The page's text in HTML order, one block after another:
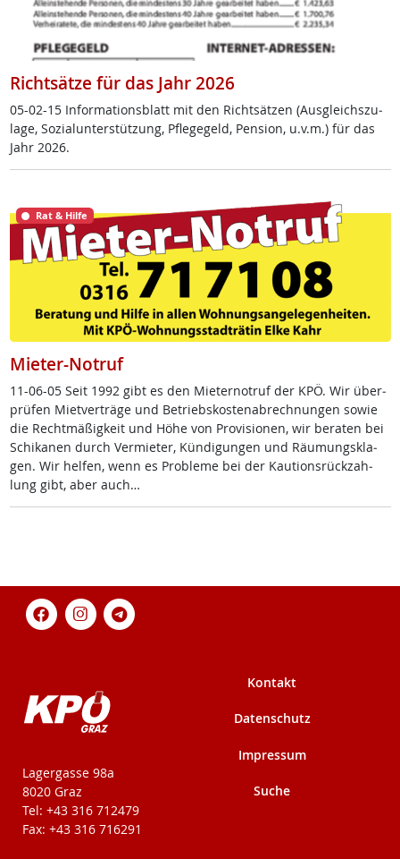
Richtsätze für das Jahr 2026
05-02-15 In­for­ma­ti­ons­blatt mit den Richt­sät­zen (Aus­g­leichs­zu­
la­ge, So­zial­un­ter­stüt­zung, Pf­le­ge­geld, Pen­si­on, u.v.m.) für das
Jahr 2026.
Rat & Hilfe
Mieter-Notruf
11-06-05 Seit 1992 gibt es den Mie­ter­no­t­ruf der KPÖ. Wir über­
prü­fen Miet­ver­trä­ge und Be­triebs­kos­ten­ab­rech­nun­gen so­wie
die Recht­mä­ß­ig­keit und Höhe von Pro­vi­sio­nen, wir be­ra­ten bei
Schi­ka­nen durch Ver­mie­ter, Kün­di­gun­gen und Räu­mungs­kla­
gen. Wir hel­fen, wenn es Pro­b­le­me bei der Kau­ti­ons­rück­zah­
lung gibt, aber auch…
KPÖ-Steiermark
Lagergasse 98a
8020 Graz
Tel: +43 316 712479
Fax: +43 316 716291
Kontakt
Datenschutz
Impressum
Suche